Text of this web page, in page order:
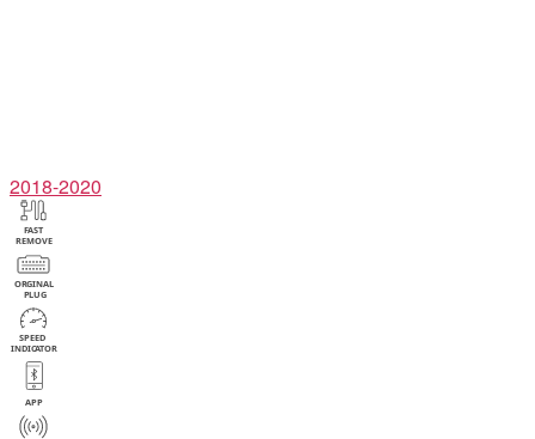
2018-2020